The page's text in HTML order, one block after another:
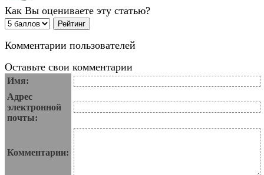
Как Вы оцениваете эту статью?
Комментарии пользователей
Оставьте свои комментарии
Имя:
Адрес
электронной
почты:
Комментарии: